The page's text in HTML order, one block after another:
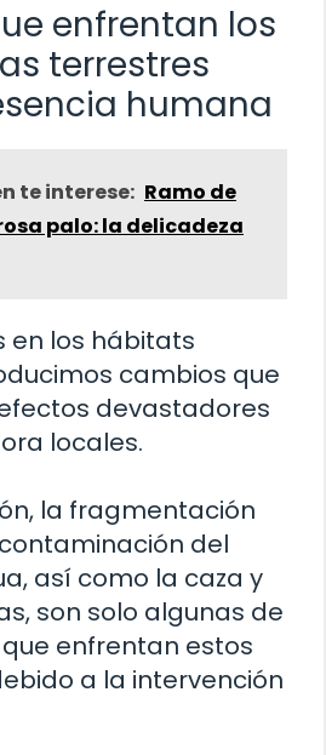
enfrentan los
terrestres
humana
te interese: Ramo de
palo: la delicadeza
en los hábitats
cambios que
devastadores
locales.
la fragmentación
del
así como la caza y
son solo algunas de
enfrentan estos
a la intervención